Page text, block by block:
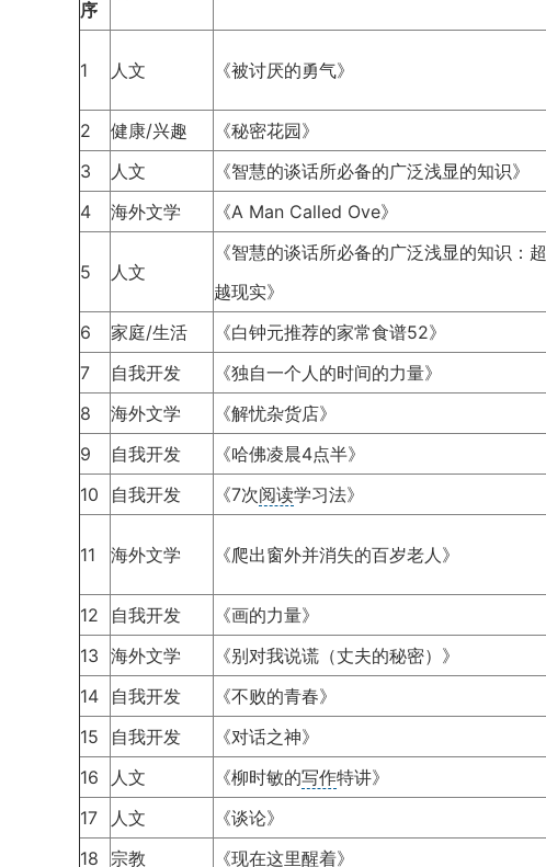
序
1 人文 《被讨厌的勇气》
2
健康/兴趣 《秘密花园》
3
人文 《智慧的谈话所必备的广泛浅显的知识》
4
海外文学 《A Man Called Ove》
5 人文
《智慧的谈话所必备的广泛浅显的知识：超
越现实》
6 家庭/生活 《白钟元推荐的家常食谱52》
7
自我开发 《独自一个人的时间的力量》
8
海外文学 《解忧杂货店》
9
自我开发 《哈佛凌晨4点半》
10
自我开发 《7次阅读学习法》
11 海外文学 《爬出窗外并消失的百岁老人》
12
自我开发 《画的力量》
13 海外文学 《别对我说谎（丈夫的秘密）》
14
自我开发 《不败的青春》
15
自我开发 《对话之神》
16
人文 《柳时敏的写作特讲》
17
人文 《谈论》
18 宗教 《现在这里醒着》